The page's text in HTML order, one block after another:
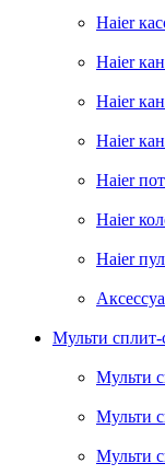
Haier
Haier
Haier
Haier
Haier
Haier
Haier
Мульти
Мульти
Мульти
Мульти